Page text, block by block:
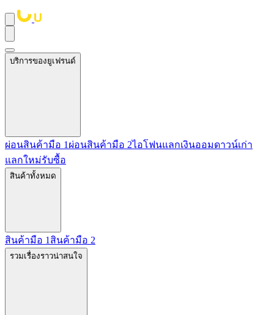
บริการของยูเฟรนด์
ผ่อนสินค้ามือ 1 ผ่อนสินค้ามือ 2ไอโฟนแลกเงินออมดาวน์เก่า
แลกใหม่รับซื้อ
สินค้าทั้งหมด
สินค้ามือ 1 สินค้ามือ 2
รวมเรื่องราวน่าสนใจ